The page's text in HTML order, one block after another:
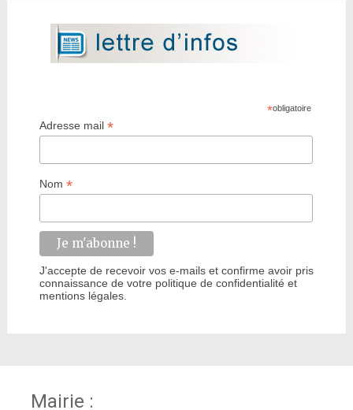
*obligatoire
Adresse mail*
Nom*
J'accepte de recevoir vos e-mails et confirme avoir pris
connaissance de votre politique de confidentialité et
mentions légales.
Mairie :